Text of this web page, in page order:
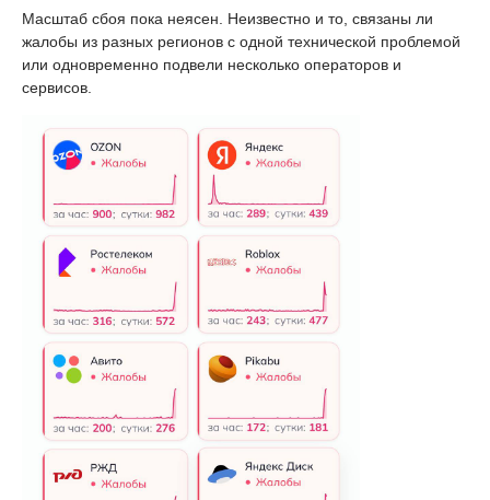
Масштаб сбоя пока неясен. Неизвестно и то, связаны ли
жалобы из разных регионов с одной технической проблемой
или одновременно подвели несколько операторов и
сервисов.